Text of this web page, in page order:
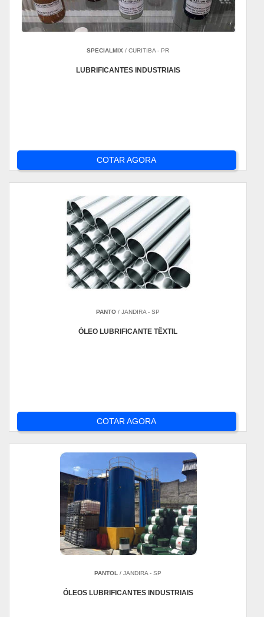
SPECIALMIX / CURITIBA - PR
LUBRIFICANTES INDUSTRIAIS
COTAR AGORA
PANTO / JANDIRA - SP
ÓLEO LUBRIFICANTE TÊXTIL
COTAR AGORA
PANTOL / JANDIRA - SP
ÓLEOS LUBRIFICANTES INDUSTRIAIS